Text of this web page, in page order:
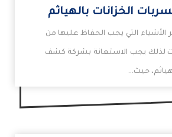
الخزانات بالهياثم
الأشياء التي يجب الحفاظ عليها من
لذلك يجب الاستعانة بشركة كشف
حيث…